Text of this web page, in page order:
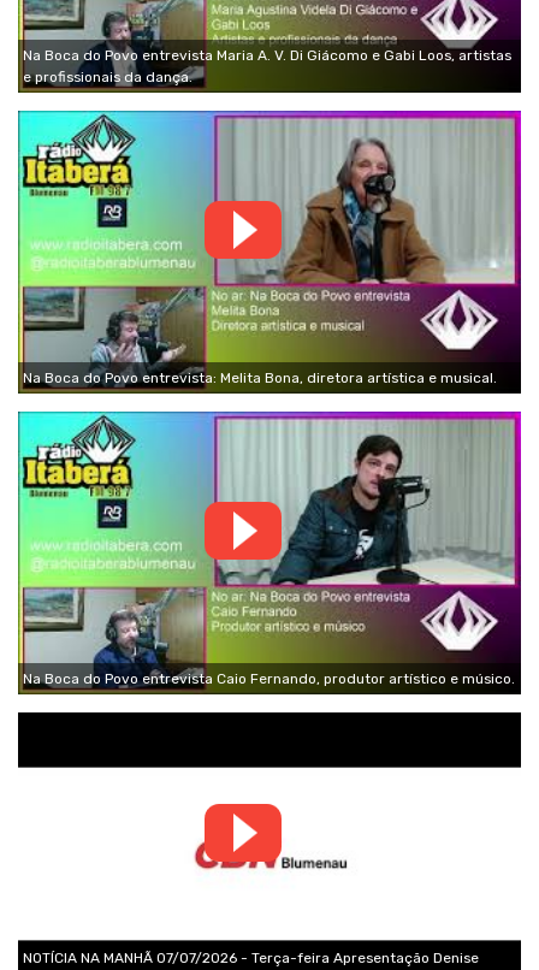
Na Boca do Povo entrevista Maria A. V. Di Giácomo e Gabi Loos, artistas
e profissionais da dança.
Na Boca do Povo entrevista: Melita Bona, diretora artística e musical.
Na Boca do Povo entrevista Caio Fernando, produtor artístico e músico.
NOTÍCIA NA MANHÃ 07/07/2026 - Terça-feira Apresentação Denise